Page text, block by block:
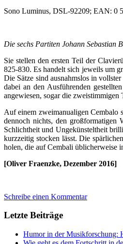
Sono Luminus, DSL-92209; EAN: 0
Die sechs Partiten Johann Sebastian
Sie stellen den ersten Teil der
825-830. Es handelt sich jeweils um
Die Sätze sind ausnahmslos in
dabei an den Ausführenden
angewiesen, sogar die zweistimmigen
Auf einem zweimanualigen Cembalo
dennoch nichts, den
Schlichtheit und Ungekünsteltheit
kurzzeitig stocken lässt. Die
holen, die auf Cembali üblicherweise
[Oliver Fraenzke, Dezember 2016]
Schreibe einen Kommentar
Letzte Beiträge
Humor in der Musikforschung: